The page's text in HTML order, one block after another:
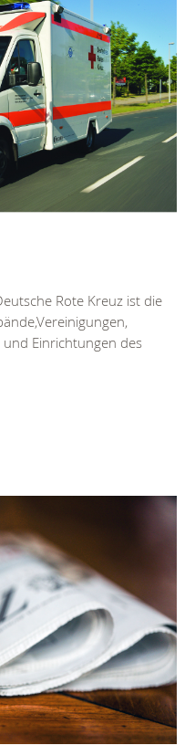
Rote Kreuz ist die
Einrichtungen des